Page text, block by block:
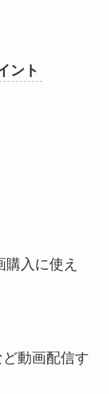
ント
入に使え
動画配信す